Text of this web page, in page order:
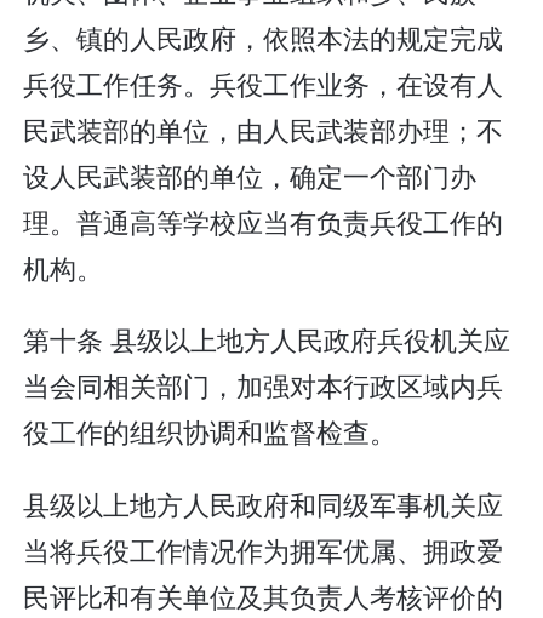
乡、镇的人民政府，依照本法的规定完成
兵役工作任务。兵役工作业务，在设有人
民武装部的单位，由人民武装部办理；不
设人民武装部的单位，确定一个部门办
理。普通高等学校应当有负责兵役工作的
机构。
第十条 县级以上地方人民政府兵役机关应
当会同相关部门，加强对本行政区域内兵
役工作的组织协调和监督检查。
县级以上地方人民政府和同级军事机关应
当将兵役工作情况作为拥军优属、拥政爱
民评比和有关单位及其负责人考核评价的